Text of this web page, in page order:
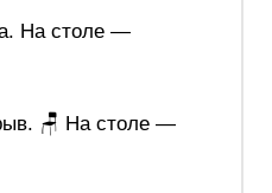
На столе —
🪑 На столе —